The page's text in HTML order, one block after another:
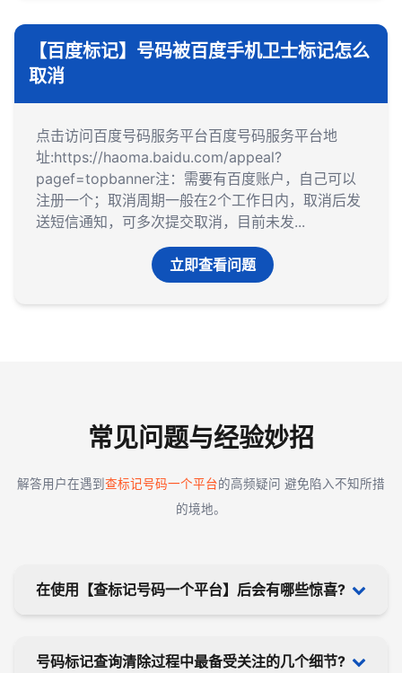
【百度标记】号码被百度手机卫士标记怎么
取消
点击访问百度号码服务平台百度号码服务平台地
址:https://haoma.baidu.com/appeal?
pagef=topbanner注：需要有百度账户，自己可以
注册一个；取消周期一般在2个工作日内，取消后发
送短信通知，可多次提交取消，目前未发...
立即查看问题
常见问题与经验妙招
解答用户在遇到 查标记号码一个平台的高频疑问 避免陷入不知所措
的境地。
在使用【查标记号码一个平台】后会有哪些惊喜?
了解问题的起因之后，就能完美解决问题。
号码标记查询清除过程中最备受关注的几个细节?